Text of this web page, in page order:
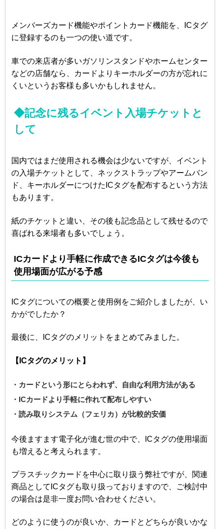
メンバーズカード機能やポイントカード機能を、ICタグ
に登録するのも一つの使い道です。
車での来店者が多いガソリンスタンドやホームセンター
などの店舗なら、カードよりキーホルダーの方が忘れに
くいというお客様も多いかもしれません。
◆記念に残るイベント入場チケットと
して
国内ではまだ使用される機会は少ないですが、イベント
の入場チケットとして、ネックストラップやアームバン
ド、キーホルダーにつけたICタグを配布するという方法
もあります。
紙のチケットと違い、その後も記念品として残せるので
喜ばれる来場者も多いでしょう。
ICカードより手軽に作成できるICタグは今後も
使用場面が広がる予感
ICタグについての概要と使用例をご紹介しましたが、い
かがでしたか？
最後に、ICタグのメリットをまとめてみました。
【ICタグのメリット】
・カードという形にとらわれず、自由な利用方法がある
・ICカードより手軽に作れて配布しやすい
・読み取りシステム（フェリカ）が比較的安価
今後ますます電子化が進む世の中で、ICタグの使用場面
も増えると考えられます。
プラスチックカードを中心に取り扱う弊社ですが、関連
商品としてICタグも取り扱っておりますので、ご検討中
の場合は是非一度お問い合わせください。
どのように使うのが良いか、カードとどちらが良いかな